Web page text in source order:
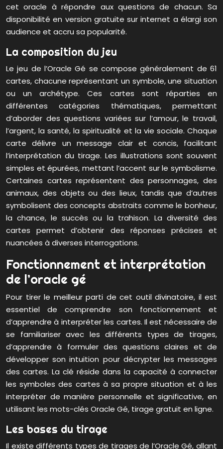
cet oracle à répondre aux questions de chacun. Sa
disponibilité en version gratuite sur internet a élargi son
audience et accru sa popularité.
La composition du jeu
Le jeu de l’Oracle Gé se compose généralement de 61
cartes, chacune représentant un symbole, une situation
ou un archétype. Ces cartes sont réparties en
différentes catégories thématiques, permettant
d’aborder des questions variées sur l’amour, le travail,
l’argent, la santé, la spiritualité et la vie sociale. Chaque
carte délivre un message clair et concis, facilitant
l’interprétation du tirage. Les illustrations sont souvent
simples et épurées, mettant l’accent sur le symbolisme.
Certaines cartes représentent des personnages, des
animaux, des objets ou des lieux, tandis que d’autres
symbolisent des concepts abstraits comme le bonheur,
la chance, le succès ou la trahison. La diversité des
cartes permet d’obtenir des réponses précises et
nuancées à diverses interrogations.
Fonctionnement et interprétation
de l’oracle gé
Pour tirer le meilleur parti de cet outil divinatoire, il est
essentiel de comprendre son fonctionnement et
d’apprendre à interpréter les cartes. Il est nécessaire de
se familiariser avec les différents types de tirages,
d’apprendre à formuler des questions claires et de
développer son intuition pour décrypter les messages
des cartes. La clé réside dans la capacité à connecter
les symboles des cartes à sa propre situation et à les
interpréter de manière personnelle et significative, en
utilisant les mots-clés Oracle Gé, tirage gratuit en ligne.
Les bases du tirage
Il existe différents types de tirages de l’Oracle Gé, allant